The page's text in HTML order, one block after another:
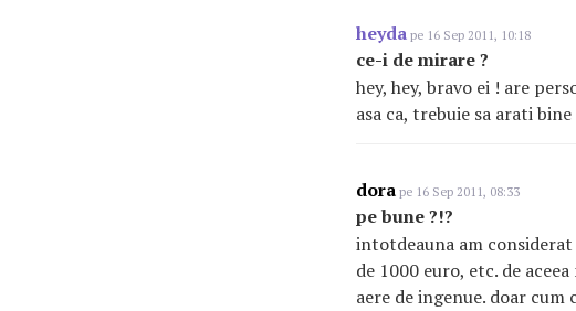
heyda pe 16 Sep 2011, 10:18
ce-i de mirare ?
hey, hey, bravo ei ! are
asa ca, trebuie sa arati
dora pe 16 Sep 2011, 08:33
pe bune ?!?
intotdeauna am considerat
de 1000 euro, etc. de
aere de ingenue. doar